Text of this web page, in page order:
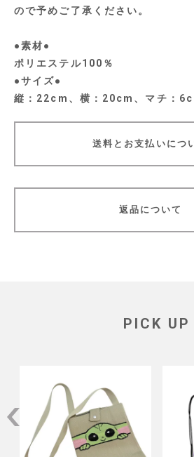
ので予めご了承ください。
●素材●
ポリエステル100％
●サイズ●
縦：22cm、横：20cm、マチ：
送料とお支払いにつ
返品について
PICK UP